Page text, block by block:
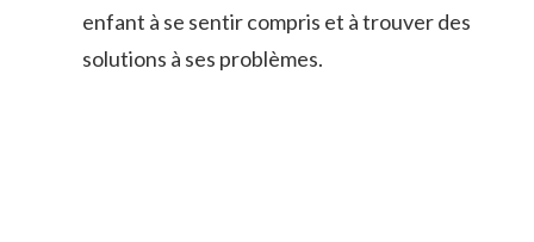
enfant à ​se sentir compris et à trouver des
solutions à ses problèmes.